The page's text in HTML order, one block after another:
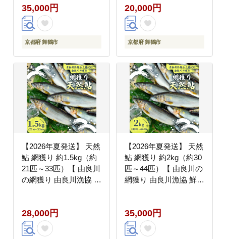
35,000円
京都府 舞鶴市
都 魚介 川魚 塩焼き 生
あゆ 】
20,000円
京都府 舞鶴市
【2026年夏発送】 天然
鮎 網獲り 約1.5kg（約
21匹～33匹）【 由良川
の網獲り 由良川漁協 鮮
京都 魚介 川魚 塩焼き
生あゆ 】
28,000円
【2026年夏発送】 天然
鮎 網獲り 約2kg（約30
匹～44匹）【 由良川の
網獲り 由良川漁協 鮮魚
都 魚介 川魚 塩焼き 生
あゆ 】
35,000円